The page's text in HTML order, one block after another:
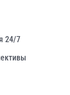
24/7